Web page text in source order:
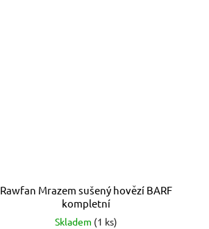
Rawfan Mrazem sušený hovězí BARF
kompletní
Skladem (1 ks)